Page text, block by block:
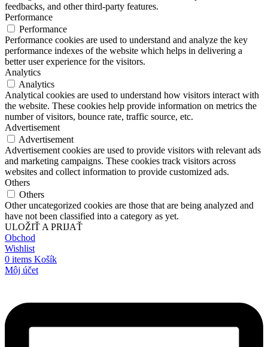
feedbacks, and other third-party features.
Performance
Performance
Performance cookies are used to understand and analyze the key
performance indexes of the website which helps in delivering a
better user experience for the visitors.
Analytics
Analytics
Analytical cookies are used to understand how visitors interact with
the website. These cookies help provide information on metrics the
number of visitors, bounce rate, traffic source, etc.
Advertisement
Advertisement
Advertisement cookies are used to provide visitors with relevant ads
and marketing campaigns. These cookies track visitors across
websites and collect information to provide customized ads.
Others
Others
Other uncategorized cookies are those that are being analyzed and
have not been classified into a category as yet.
ULOŽIŤ A PRIJAŤ
Obchod
Wishlist
0 items Košík
Môj účet